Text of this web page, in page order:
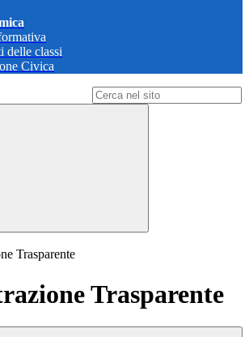
delle classi
Civica
Trasparente
Trasparente